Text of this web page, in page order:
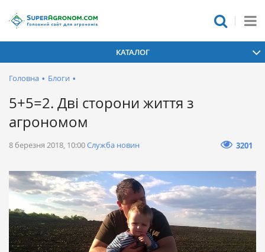
КАТАЛОГ
Головна • Блоги •
5+5=2. Дві сторони життя з
агрономом
8 березня 2018, 10:00Служба новин 3201